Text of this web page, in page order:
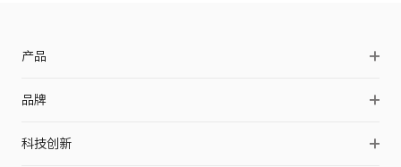
产品
OpenDots Air
品牌
科技创新